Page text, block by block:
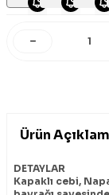
Ürün
DETAYLAR
Kapaklı cebi,